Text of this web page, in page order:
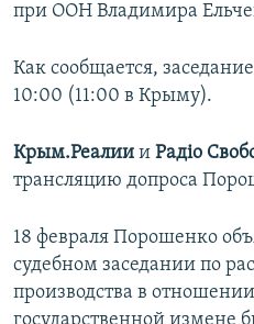
при ООН Владимира
Как сообщается,
10:00 (11:00 в Крыму).
Крым.Реалии и Радіо
трансляцию допроса
18 февраля Порошенко
судебном заседании по
производства в